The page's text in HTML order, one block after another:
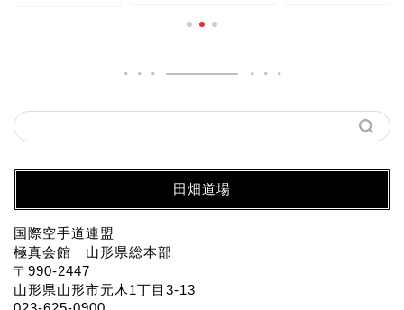
田畑道場
国際空手道連盟
極真会館 山形県総本部
〒990-2447
山形県山形市元木1丁目3-13